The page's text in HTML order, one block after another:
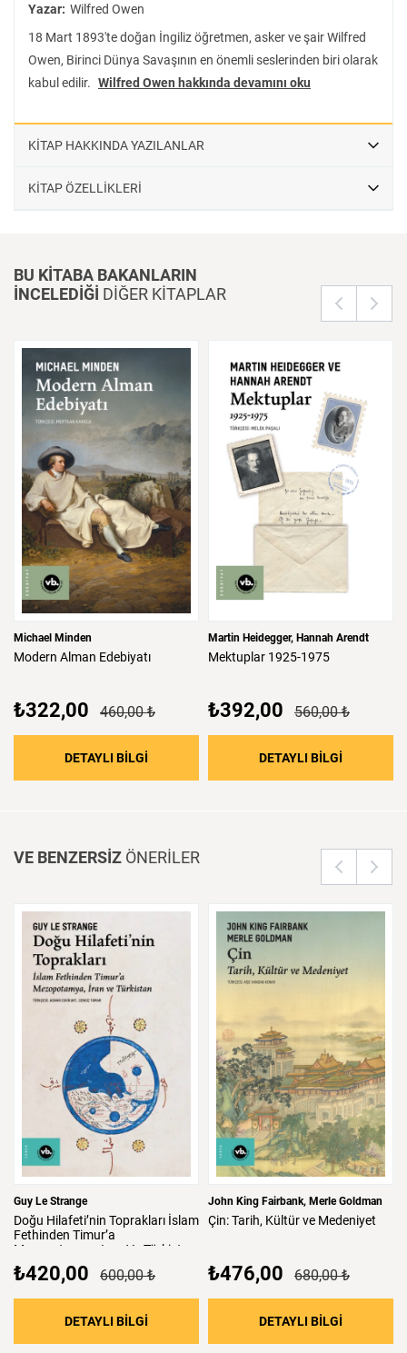
Yazar: Wilfred Owen
18 Mart 1893'te doğan İngiliz öğretmen, asker ve şair Wilfred
Owen, Birinci Dünya Savaşının en önemli seslerinden biri olarak
kabul edilir. Wilfred Owen hakkında devamını oku
KİTAP HAKKINDA YAZILANLAR
KİTAP ÖZELLİKLERİ
BU KİTABA BAKANLARIN
İNCELEDİĞİ DİĞER KİTAPLAR
Michael Minden
Modern Alman Edebiyatı
₺322,00 460,00 ₺
DETAYLI BİLGİ : Modern Alman Edebiyatı
Martin Heidegger Hannah Arendt
Mektuplar 1925-1975
₺392,00 560,00 ₺
DETAYLI BİLGİ
VE BENZERSİZ ÖNERİLER
Guy Le Strange
Doğu Hilafeti’nin Toprakları İslam
Fethinden Timur’a
Mezopotamya,
Iran Ve Türkistan
₺420,00 600,00 ₺
DETAYLI BİLGİ : Doğu Hilafeti’nin Toprakları İslam
John King Fairbank Merle Goldman
Çin:Tarih, Kültürve Medeniyet
₺476,00 680,00 ₺
DETAYLI BİLGİ